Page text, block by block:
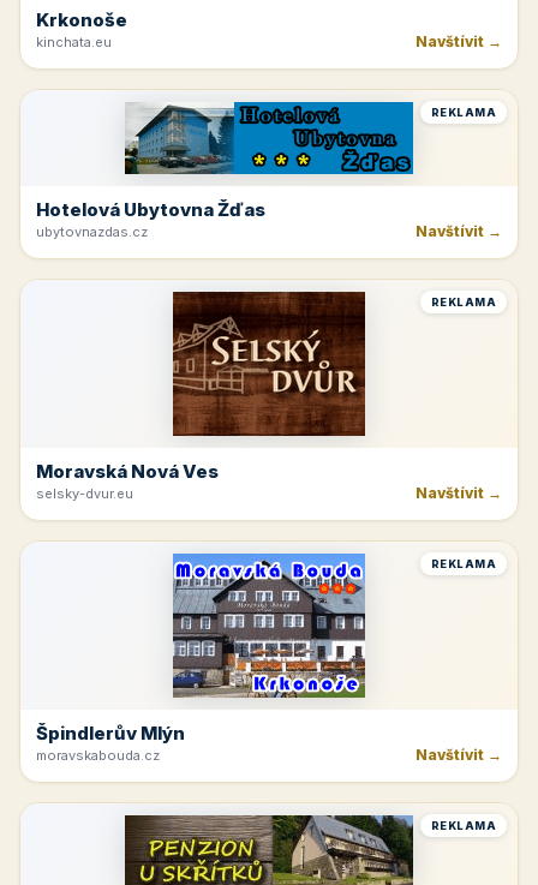
Krkonoše
kinchata.eu Navštívit →
REKLAMA
Hotelová Ubytovna Žďas
ubytovnazdas.cz Navštívit →
REKLAMA
Moravská Nová Ves
selsky-dvur.eu Navštívit →
REKLAMA
Špindlerův Mlýn
moravskabouda.cz Navštívit →
REKLAMA